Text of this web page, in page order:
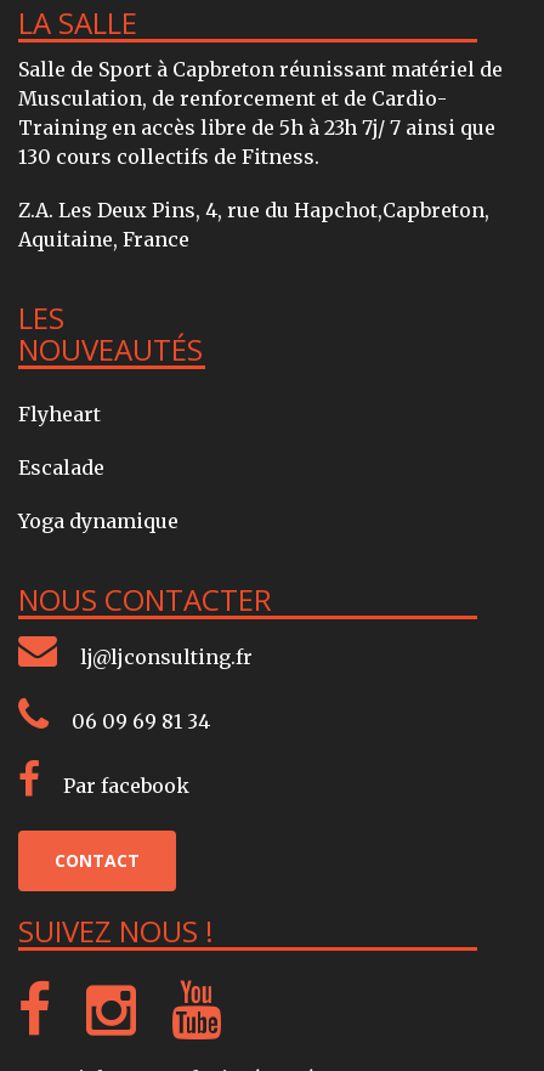
LA SALLE
Salle de Sport à Capbreton réunissant matériel de
Musculation, de renforcement et de Cardio-
Training en accès libre de 5h à 23h 7j/ 7 ainsi que
130 cours collectifs de Fitness.
Z.A. Les Deux Pins, 4, rue du Hapchot,Capbreton,
Aquitaine, France
LES
NOUVEAUTÉS
Flyheart
Escalade
Yoga dynamique
NOUS CONTACTER
lj@ljconsulting.fr
06 09 69 81 34
Par facebook
CONTACT
SUIVEZ NOUS !